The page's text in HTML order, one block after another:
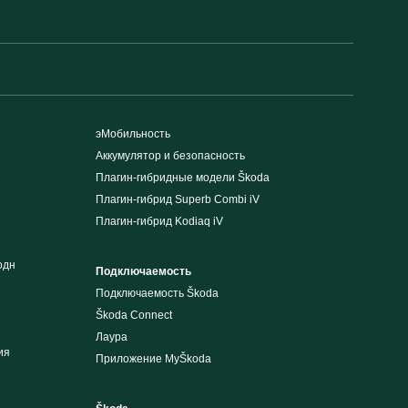
эМобильность
Аккумулятор и безопасность
Плагин-гибридные модели Škoda
Плагин-гибрид Superb Combi iV
Плагин-гибрид Kodiaq iV
Подключаемость
Подключаемость Škoda
Škoda Connect
Лаура
Приложение MyŠkoda